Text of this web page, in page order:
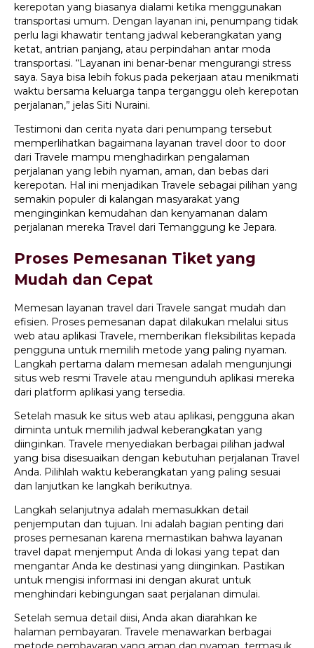
kerepotan yang biasanya dialami ketika menggunakan
transportasi umum. Dengan layanan ini, penumpang tidak
perlu lagi khawatir tentang jadwal keberangkatan yang
ketat, antrian panjang, atau perpindahan antar moda
transportasi. “Layanan ini benar-benar mengurangi stress
saya. Saya bisa lebih fokus pada pekerjaan atau menikmati
waktu bersama keluarga tanpa terganggu oleh kerepotan
perjalanan,” jelas Siti Nuraini.
Testimoni dan cerita nyata dari penumpang tersebut
memperlihatkan bagaimana layanan travel door to door
dari Travele mampu menghadirkan pengalaman
perjalanan yang lebih nyaman, aman, dan bebas dari
kerepotan. Hal ini menjadikan Travele sebagai pilihan yang
semakin populer di kalangan masyarakat yang
menginginkan kemudahan dan kenyamanan dalam
perjalanan mereka Travel dari Temanggung ke Jepara.
Proses Pemesanan Tiket yang
Mudah dan Cepat
Memesan layanan travel dari Travele sangat mudah dan
efisien. Proses pemesanan dapat dilakukan melalui situs
web atau aplikasi Travele, memberikan fleksibilitas kepada
pengguna untuk memilih metode yang paling nyaman.
Langkah pertama dalam memesan adalah mengunjungi
situs web resmi Travele atau mengunduh aplikasi mereka
dari platform aplikasi yang tersedia.
Setelah masuk ke situs web atau aplikasi, pengguna akan
diminta untuk memilih jadwal keberangkatan yang
diinginkan. Travele menyediakan berbagai pilihan jadwal
yang bisa disesuaikan dengan kebutuhan perjalanan Travel
Anda. Pilihlah waktu keberangkatan yang paling sesuai
dan lanjutkan ke langkah berikutnya.
Langkah selanjutnya adalah memasukkan detail
penjemputan dan tujuan. Ini adalah bagian penting dari
proses pemesanan karena memastikan bahwa layanan
travel dapat menjemput Anda di lokasi yang tepat dan
mengantar Anda ke destinasi yang diinginkan. Pastikan
untuk mengisi informasi ini dengan akurat untuk
menghindari kebingungan saat perjalanan dimulai.
Setelah semua detail diisi, Anda akan diarahkan ke
halaman pembayaran. Travele menawarkan berbagai